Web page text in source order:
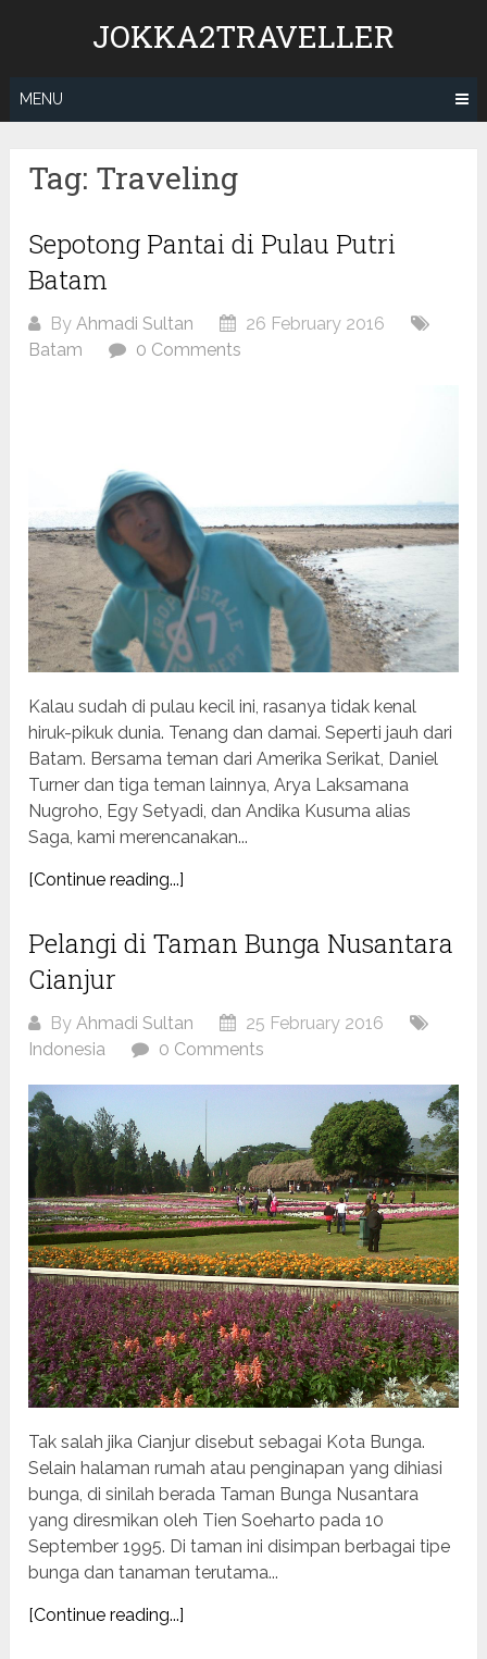
JOKKA2TRAVELLER
MENU
Tag: Traveling
Sepotong Pantai di Pulau Putri
Batam
ByAhmadi Sultan
26 February 2016
Batam
0 Comments
Kalau sudah di pulau kecil ini, rasanya tidak kenal
hiruk-pikuk dunia. Tenang dan damai. Seperti jauh dari
Batam. Bersama teman dari Amerika Serikat, Daniel
Turner dan tiga teman lainnya, Arya Laksamana
Nugroho, Egy Setyadi, dan Andika Kusuma alias
Saga, kami merencanakan...
[Continue reading...]
Pelangi di Taman Bunga Nusantara
Cianjur
ByAhmadi Sultan
25 February 2016
Indonesia
0 Comments
Tak salah jika Cianjur disebut sebagai Kota Bunga.
Selain halaman rumah atau penginapan yang dihiasi
bunga, di sinilah berada Taman Bunga Nusantara
yang diresmikan oleh Tien Soeharto pada 10
September 1995. Di taman ini disimpan berbagai tipe
bunga dan tanaman terutama...
[Continue reading...]